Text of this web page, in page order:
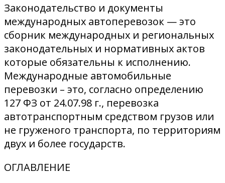
Законодательство и документы
международных автоперевозок — это
сборник международных и региональных
законодательных и нормативных актов
которые обязательны к исполнению.
Международные автомобильные
перевозки – это, согласно определению
127 ФЗ от 24.07.98 г., перевозка
автотранспортным средством грузов или
не груженого транспорта, по территориям
двух и более государств.
ОГЛАВЛЕНИЕ